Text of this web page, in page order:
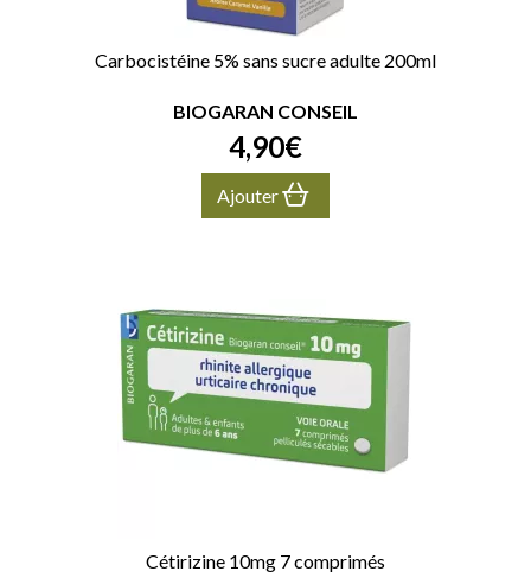
Carbocistéine 5% sans sucre adulte 200ml
BIOGARAN CONSEIL
4,90€
Ajouter
Cétirizine 10mg 7 comprimés